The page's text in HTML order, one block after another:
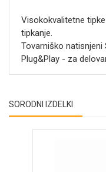
Visokokvalitetne
tipkanje.
Tovarniško natisnjeni
Plug&Play - za
SORODNI IZDELKI